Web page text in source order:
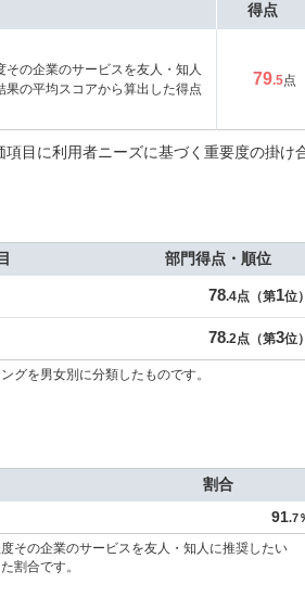
得点
その企業のサービスを友人・知人
果の平均スコアから算出した得点
79.5点
目に利用者ニーズに基づく重要度の掛け
部門得点・順位
78.4点（第1位）
78.2点（第3位）
グを男女別に分類したものです。
割合
91.7
その企業のサービスを友人・知人に推奨したい
割合です。